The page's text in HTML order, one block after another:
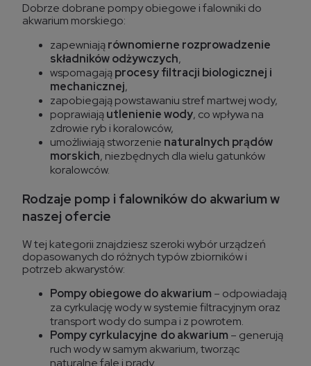
Dobrze dobrane pompy obiegowe i falowniki do
akwarium morskiego:
zapewniająrównomierne rozprowadzenie
składników odżywczych,
wspomagająprocesy filtracji biologicznej i
mechanicznej,
zapobiegają powstawaniu stref martwej wody,
poprawiająutlenienie wody, co wpływa na
zdrowie ryb i koralowców,
umożliwiają stworzenie naturalnych prądów
morskich, niezbędnych dla wielu gatunków
koralowców.
Rodzaje pomp i falowników do akwarium w
naszej ofercie
W tej kategorii znajdziesz szeroki wybór urządzeń
dopasowanych do różnych typów zbiorników i
potrzeb akwarystów:
Pompy obiegowe do akwarium – odpowiadają
za cyrkulację wody w systemie filtracyjnym oraz
transport wody do sumpa i z powrotem.
Pompy cyrkulacyjne do akwarium – generują
ruch wody w samym akwarium, tworząc
naturalne fale i prądy.